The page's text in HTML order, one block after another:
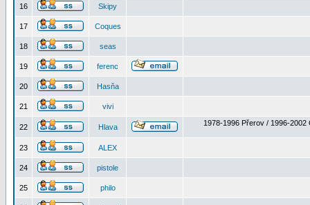
16 Skipy
17 Coques
18 seas
19 ferenc
20 Hasňa
21 vivi
22 Hlava 1978-1996 Přerov / 1996-2002
23 ALEX
24 pistole
25 philo